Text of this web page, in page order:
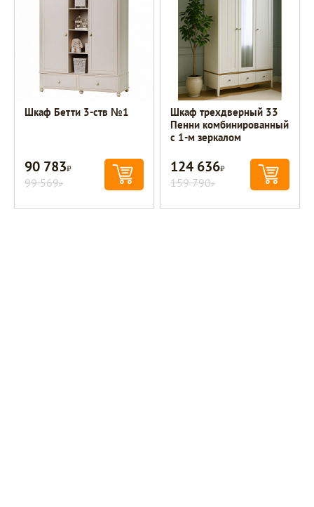
Шкаф Бетти 3-ств №1
90 783Р
99 569Р
Шкаф трехдверный 33
Пенни комбинированный
с 1-м зеркалом
124 636Р
159 790Р